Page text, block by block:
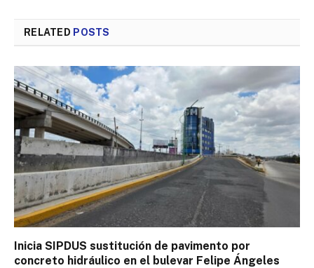
RELATED POSTS
Inicia SIPDUS sustitución de pavimento por
concreto hidráulico en el bulevar Felipe Ángeles